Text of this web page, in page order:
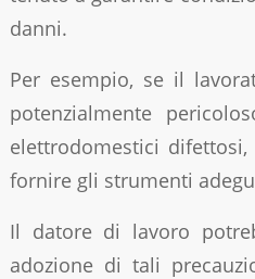
danni.
Per esempio, se il
potenzialmente
elettrodomestici
fornire gli strumenti
Il datore di lavoro
adozione di tali